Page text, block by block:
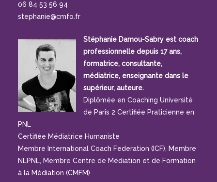
06 84 53 56 94
stephanie@cmfo.fr
Stéphanie Damou-Sabry est coach
professionnelle depuis 17 ans,
formatrice, consultante,
médiatrice, enseignante dans le
supérieur, auteure.
Diplômée en Coaching Université
de Paris 2 Certifiée Praticienne en
PNL
Certifiée Médiatrice Humaniste
Membre International Coach Federation (ICF), Membre
NLPNL, Membre Centre de Médiation et de Formation
à la Médiation (CMFM)